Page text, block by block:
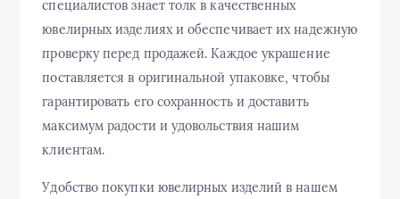
специалистов знает толк в качественных
ювелирных изделиях и обеспечивает их надежную
проверку перед продажей. Каждое украшение
поставляется в оригинальной упаковке, чтобы
гарантировать его сохранность и доставить
максимум радости и удовольствия нашим
клиентам.
Удобство покупки ювелирных изделий в нашем